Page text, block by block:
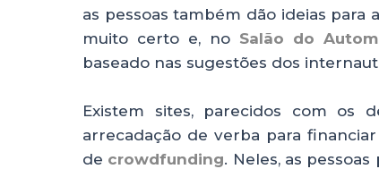
as pessoas também dão ideias
muito certo e, no Salão do
baseado nas sugestões dos
Existem sites, parecidos com os
arrecadação de verba para
de crowdfunding. Neles, as